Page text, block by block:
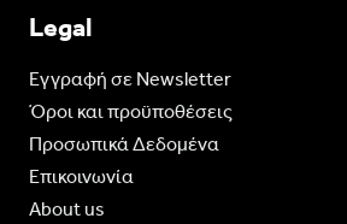
Legal
Eγγραφή σε Newsletter
Όροι και προϋποθέσεις
Προσωπικά Δεδομένα
Επικοινωνία
About us